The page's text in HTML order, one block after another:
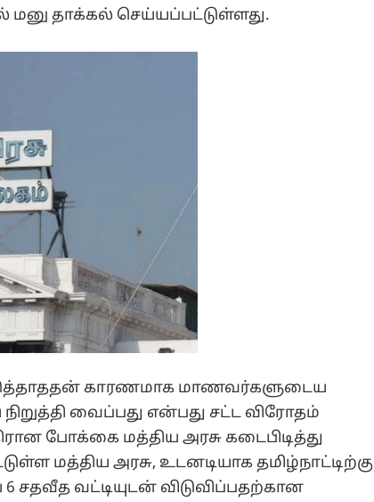
மனு தாக்கல் செய்யப்பட்டுள்ளது.
காரணமாக மாணவர்களுடைய
வைப்பது என்பது சட்ட விரோதம்
போக்கை மத்திய அரசு கடைபிடித்து
மத்திய அரசு, உடனடியாக தமிழ்நாட்டிற்கு
சதவீத வட்டியுடன் விடுவிப்பதற்கான